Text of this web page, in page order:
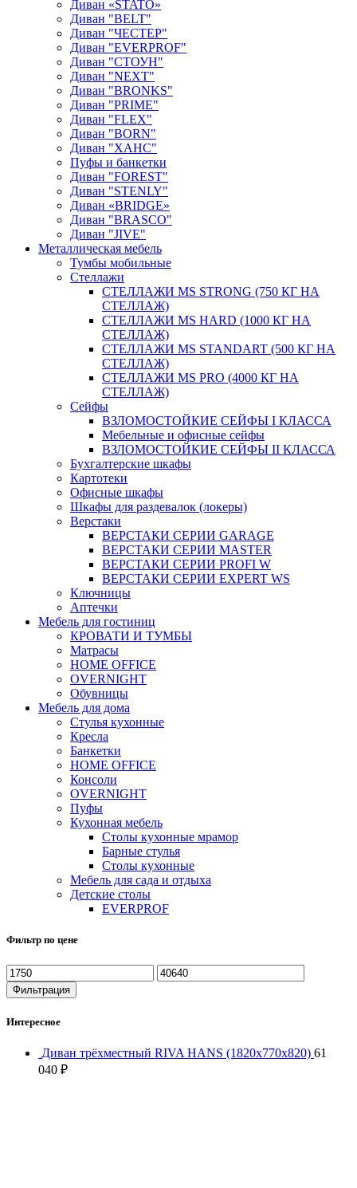
Диван «STATO»
Диван "BELT"
Диван "ЧЕСТЕР"
Диван "EVERPROF"
Диван "СТОУН"
Диван "NEXT"
Диван "BRONKS"
Диван "PRIME"
Диван "FLEX"
Диван "BORN"
Диван "ХАНС"
Пуфы и банкетки
Диван "FOREST"
Диван "STENLY"
Диван «BRIDGE»
Диван "BRASCO"
Диван "JIVE"
Металлическая мебель
Тумбы мобильные
Стеллажи
СТЕЛЛАЖИ MS STRONG (750 КГ НА
СТЕЛЛАЖ)
СТЕЛЛАЖИ MS HARD (1000 КГ НА
СТЕЛЛАЖ)
СТЕЛЛАЖИ MS STANDART (500 КГ НА
СТЕЛЛАЖ)
СТЕЛЛАЖИ MS PRO (4000 КГ НА
СТЕЛЛАЖ)
Сейфы
ВЗЛОМОСТОЙКИЕ СЕЙФЫ I КЛАССА
Мебельные и офисные сейфы
ВЗЛОМОСТОЙКИЕ СЕЙФЫ II КЛАССА
Бухгалтерские шкафы
Картотеки
Офисные шкафы
Шкафы для раздевалок (локеры)
Верстаки
ВЕРСТАКИ СЕРИИ GARAGE
ВЕРСТАКИ СЕРИИ MASTER
ВЕРСТАКИ СЕРИИ PROFI W
ВЕРСТАКИ СЕРИИ EXPERT WS
Ключницы
Аптечки
Мебель для гостиниц
КРОВАТИ И ТУМБЫ
Матрасы
HOME OFFICE
OVERNIGHT
Обувницы
Мебель для дома
Стулья кухонные
Кресла
Банкетки
HOME OFFICE
Консоли
OVERNIGHT
Пуфы
Кухонная мебель
Столы кухонные мрамор
Барные стулья
Столы кухонные
Мебель для сада и отдыха
Детские столы
EVERPROF
Фильтр по цене
Минимальная
цена
Максимальная
цена
Фильтрация
Интересное
Диван трёхместный RIVA HANS (1820х770х820) 61
040 ₽